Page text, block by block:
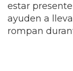
estar
ayuden a
rompan